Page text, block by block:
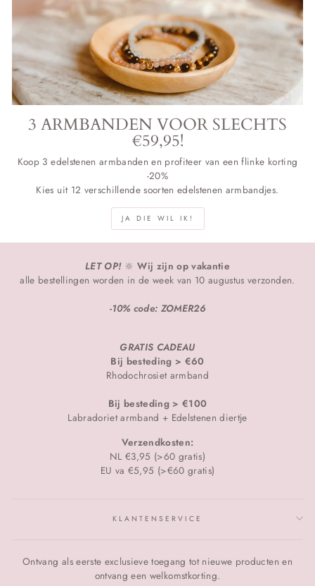
3 ARMBANDEN VOOR SLECHTS
€59,95!
Koop 3 edelstenen armbanden en profiteer van een flinke korting
-20%
Kies uit 12 verschillende soorten edelstenen armbandjes.
JA DIE WIL IK!
LET OP! 🔆Wij zijn op vakantie
alle bestellingen worden in de week van 10 augustus verzonden.
-10% code: ZOMER26
GRATIS CADEAU
Bij besteding > €60
Rhodochrosiet armband
Bij besteding > €100
Labradoriet armband + Edelstenen diertje
Verzendkosten:
NL €3,95 (>60 gratis)
EU va €5,95 (>€60 gratis)
KLANTENSERVICE
Ontvang als eerste exclusieve toegang tot nieuwe producten en
ontvang een welkomstkorting.